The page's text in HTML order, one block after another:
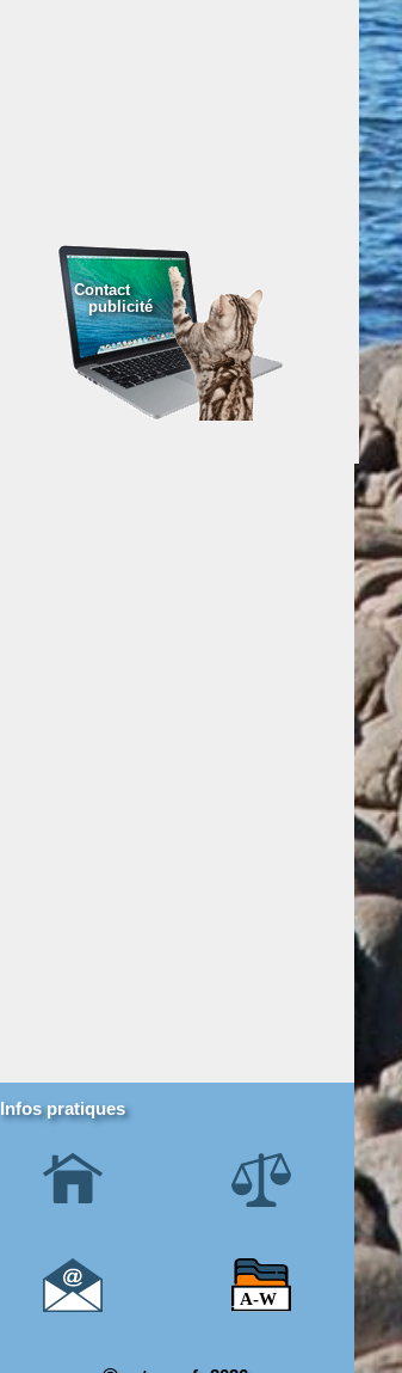
Contact
publicité
Infos pratiques